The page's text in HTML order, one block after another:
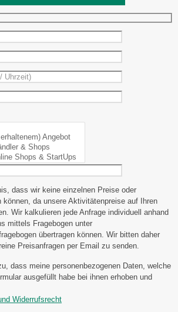
dass wir keine einzelnen Preise oder
können, da unsere Aktivitätenpreise auf Ihren
Wir kalkulieren jede Anfrage individuell anhand
mittels Fragebogen unter
übertragen können. Wir bitten daher
Preisanfragen per Email zu senden.
dass meine personenbezogenen Daten, welche
ausgefüllt habe bei ihnen erhoben und
Widerrufsrecht